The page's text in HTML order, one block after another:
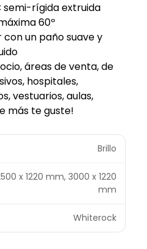
semi-rígida extruida
60º
con un paño suave y
áreas de venta, de
hospitales,
vestuarios, aulas,
más te guste!
Brillo
x 1220 mm, 3000 x 1220
mm
Whiterock